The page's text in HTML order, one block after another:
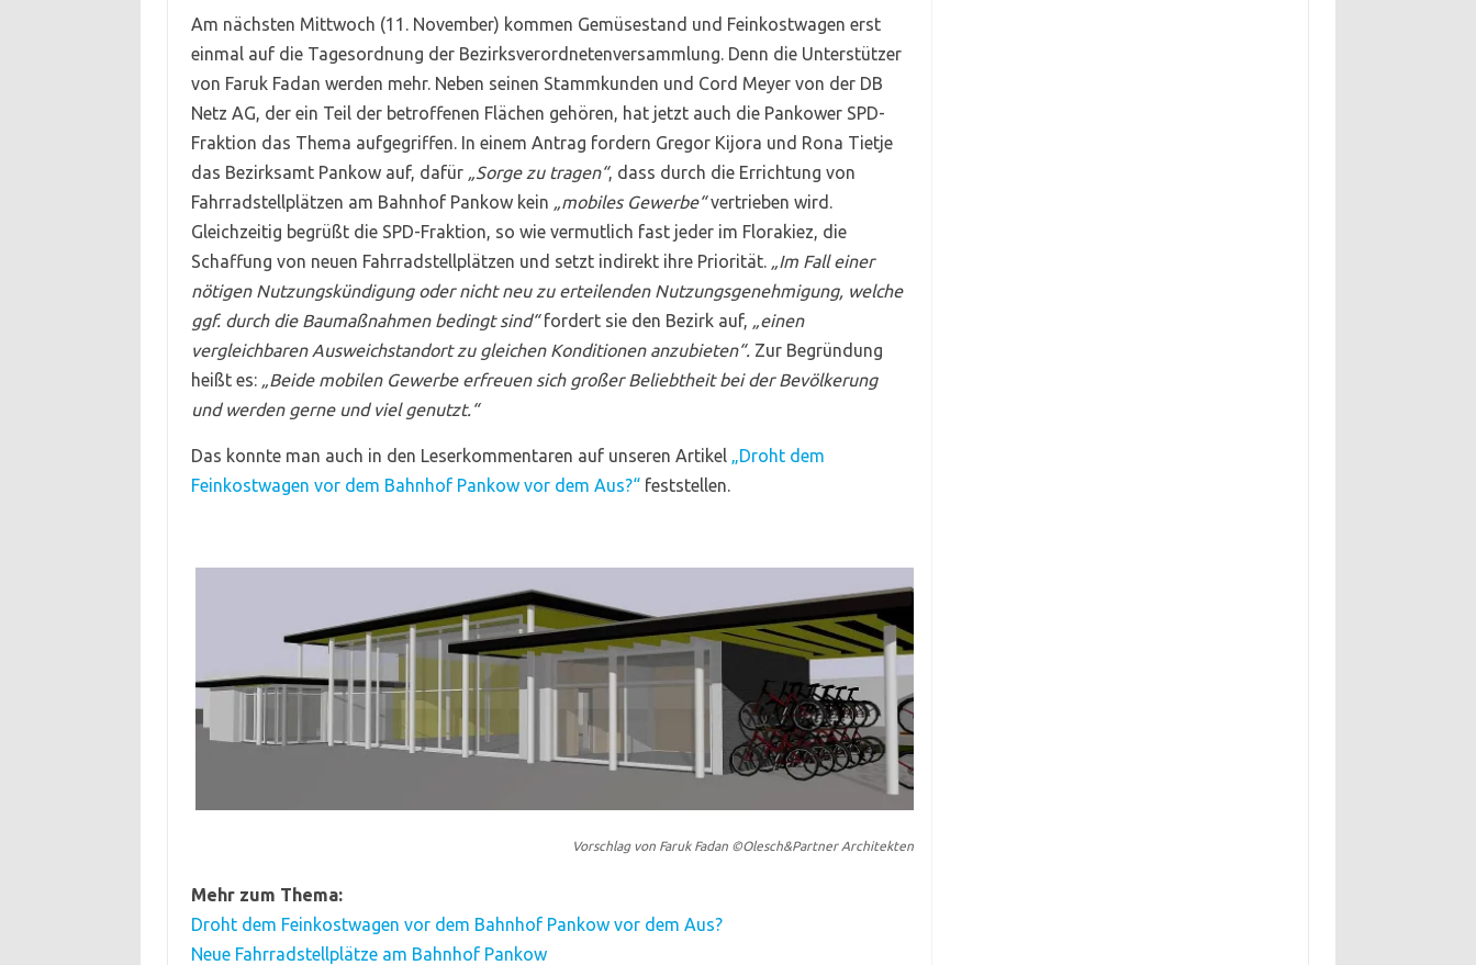
Am nächsten Mittwoch (11. November) kommen Gemüsestand und Feinkostwagen erst
einmal auf die Tagesordnung der Bezirksverordnetenversammlung. Denn die Unterstützer
von Faruk Fadan werden mehr. Neben seinen Stammkunden und Cord Meyer von der DB
Netz AG, der ein Teil der betroffenen Flächen gehören, hat jetzt auch die Pankower SPD-
Fraktion das Thema aufgegriffen. In einem Antrag fordern Gregor Kijora und Rona Tietje
das Bezirksamt Pankow auf, dafür „Sorge zu tragen“, dass durch die Errichtung von
Fahrradstellplätzen am Bahnhof Pankow kein „mobiles Gewerbe“vertrieben wird.
Gleichzeitig begrüßt die SPD-Fraktion, so wie vermutlich fast jeder im Florakiez, die
Schaffung von neuen Fahrradstellplätzen und setzt indirekt ihre Priorität. „Im Fall einer
nötigen Nutzungskündigung oder nicht neu zu erteilenden Nutzungsgenehmigung, welche
ggf. durch die Baumaßnahmen bedingt sind“fordert sie den Bezirk auf, „einen
vergleichbaren Ausweichstandort zu gleichen Konditionen anzubieten“. Zur Begründung
heißt es:„Beide mobilen Gewerbe erfreuen sich großer Beliebtheit bei der Bevölkerung
und werden gerne und viel genutzt.“
Das konnte man auch in den Leserkommentaren auf unseren Artikel „Droht dem
Feinkostwagen vor dem Bahnhof Pankow vor dem Aus?“feststellen.
Vorschlag von Faruk Fadan ©Olesch&Partner Architekten
Mehr zum Thema:
Droht dem Feinkostwagen vor dem Bahnhof Pankow vor dem Aus?
Neue Fahrradstellplätze am Bahnhof Pankow